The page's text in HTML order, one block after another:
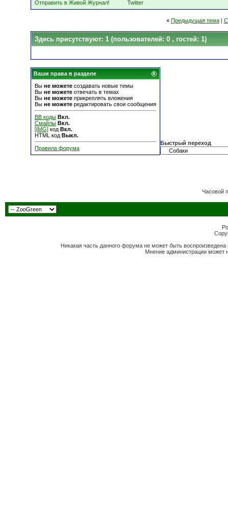
Отправить в Живой Журнал!
Twitter
« Предыдущая тема|
Здесь присутствуют: 1 (пользователей: 0 , гостей: 1)
Ваши права в разделе
Вы не можете создавать новые темы
Вы не можете отвечать в темах
Вы не можете прикреплять вложения
Вы не можете редактировать свои сообщения
BB коды Вкл.
Смайлы Вкл.
[IMG] код Вкл.
HTML код Выкл.
Правила форума
Быстрый переход
Часовой
Никакая часть данного форума не может быть
Мнение администрации может